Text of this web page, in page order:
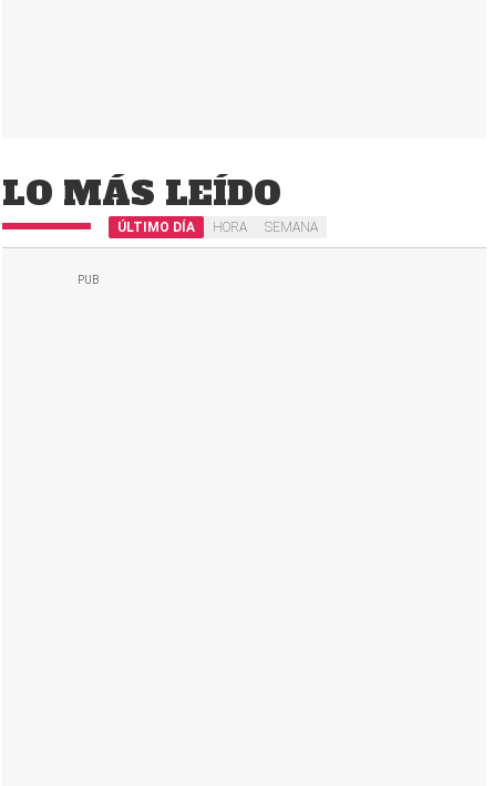
LO MÁS LEÍDO
ÚLTIMO DÍA HORA SEMANA